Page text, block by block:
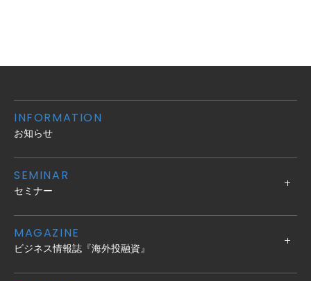
INFORMATION
お知らせ
SEMINAR
セミナー
MAGAZINE
ビジネス情報誌『海外投融資』